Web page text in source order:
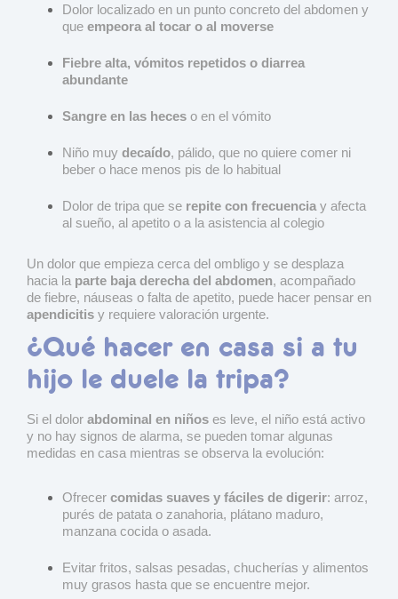
Dolor localizado en un punto concreto del abdomen y
que empeora al tocar o al moverse
Fiebre alta, vómitos repetidos o diarrea
abundante
Sangre en las heces o en el vómito
Niño muy decaído, pálido, que no quiere comer ni
beber o hace menos pis de lo habitual
Dolor de tripa que se repite con frecuencia y afecta
al sueño, al apetito o a la asistencia al colegio
Un dolor que empieza cerca del ombligo y se desplaza
hacia la parte baja derecha del abdomen, acompañado
de fiebre, náuseas o falta de apetito, puede hacer pensar en
apendicitis y requiere valoración urgente.
¿Qué hacer en casa si a tu
hijo le duele la tripa?
Si el dolor abdominal en niños es leve, el niño está activo
y no hay signos de alarma, se pueden tomar algunas
medidas en casa mientras se observa la evolución:
Ofrecer comidas suaves y fáciles de digerir: arroz,
purés de patata o zanahoria, plátano maduro,
manzana cocida o asada.
Evitar fritos, salsas pesadas, chucherías y alimentos
muy grasos hasta que se encuentre mejor.